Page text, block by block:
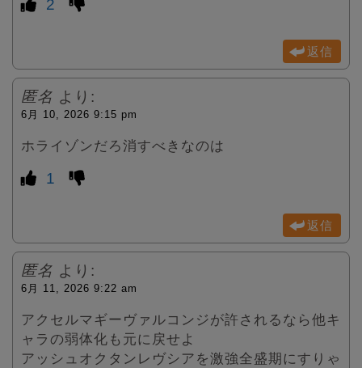
2
返信
匿名 より:
6月 10, 2026 9:15 pm
ホライゾンだろ消すべきなのは
1
返信
匿名 より:
6月 11, 2026 9:22 am
アクセルマギーヴァルコンジが許されるなら他キ
ャラの弱体化も元に戻せよ
アッシュオクタンレヴシアを激強全盛期にすりゃ